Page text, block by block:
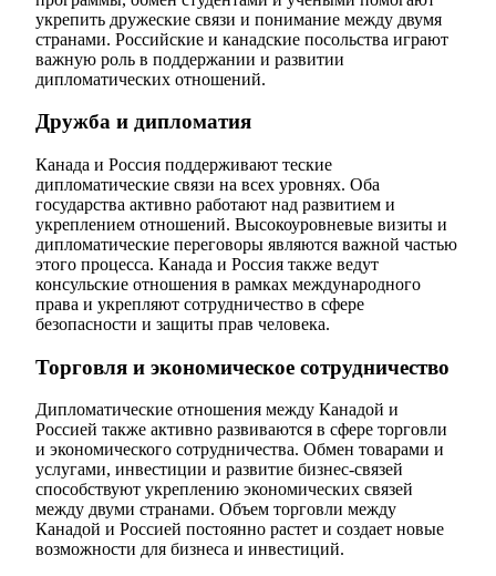
укрепить дружеские связи и понимание между двумя
странами. Российские и канадские посольства играют
важную роль в поддержании и развитии
дипломатических отношений.
Дружба и дипломатия
Канада и Россия поддерживают теские
дипломатические связи на всех уровнях. Оба
государства активно работают над развитием и
укреплением отношений. Высокоуровневые визиты и
дипломатические переговоры являются важной частью
этого процесса. Канада и Россия также ведут
консульские отношения в рамках международного
права и укрепляют сотрудничество в сфере
безопасности и защиты прав человека.
Торговля и экономическое сотрудничество
Дипломатические отношения между Канадой и
Россией также активно развиваются в сфере торговли
и экономического сотрудничества. Обмен товарами и
услугами, инвестиции и развитие бизнес-связей
способствуют укреплению экономических связей
между двуми странами. Объем торговли между
Канадой и Россией постоянно растет и создает новые
возможности для бизнеса и инвестиций.